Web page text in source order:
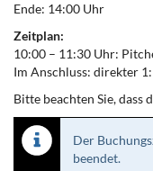
Ende: 14:00 Uhr
Zeitplan:
10:00 – 11:30 Uhr:
Im Anschluss: direkter
Bitte beachten Sie, dass
Der
beendet.